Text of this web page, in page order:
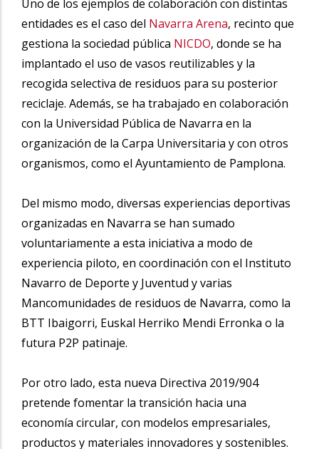
Uno de los ejemplos de colaboración con distintas
entidades es el caso del Navarra Arena, recinto que
gestiona la sociedad pública NICDO, donde se ha
implantado el uso de vasos reutilizables y la
recogida selectiva de residuos para su posterior
reciclaje. Además, se ha trabajado en colaboración
con la Universidad Pública de Navarra en la
organización de la Carpa Universitaria y con otros
organismos, como el Ayuntamiento de Pamplona.
Del mismo modo, diversas experiencias deportivas
organizadas en Navarra se han sumado
voluntariamente a esta iniciativa a modo de
experiencia piloto, en coordinación con el Instituto
Navarro de Deporte y Juventud y varias
Mancomunidades de residuos de Navarra, como la
BTT Ibaigorri, Euskal Herriko Mendi Erronka o la
futura P2P patinaje.
Por otro lado, esta nueva Directiva 2019/904
pretende fomentar la transición hacia una
economía circular, con modelos empresariales,
productos y materiales innovadores y sostenibles.